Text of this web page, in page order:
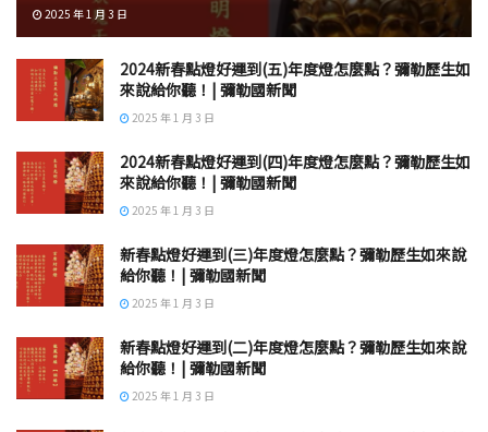
2025 年 1 月 3 日
2024新春點燈好運到(五)年度燈怎麼點？彌勒歷生如
來說給你聽！| 彌勒國新聞
2025 年 1 月 3 日
2024新春點燈好運到(四)年度燈怎麼點？彌勒歷生如
來說給你聽！| 彌勒國新聞
2025 年 1 月 3 日
新春點燈好運到(三)年度燈怎麼點？彌勒歷生如來說
給你聽！| 彌勒國新聞
2025 年 1 月 3 日
新春點燈好運到(二)年度燈怎麼點？彌勒歷生如來說
給你聽！| 彌勒國新聞
2025 年 1 月 3 日